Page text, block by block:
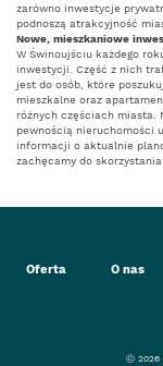
zarówno inwestycje
podnoszą atrakcyjność
Nowe, mieszkaniowe
W Świnoujściu każdego
inwestycji. Część z nich
jest do osób, które
mieszkalne oraz
różnych częściach miasta.
pewnością nieruchomości
informacji o aktualnie
zachęcamy do
Oferta O nas
ⓒ 2026